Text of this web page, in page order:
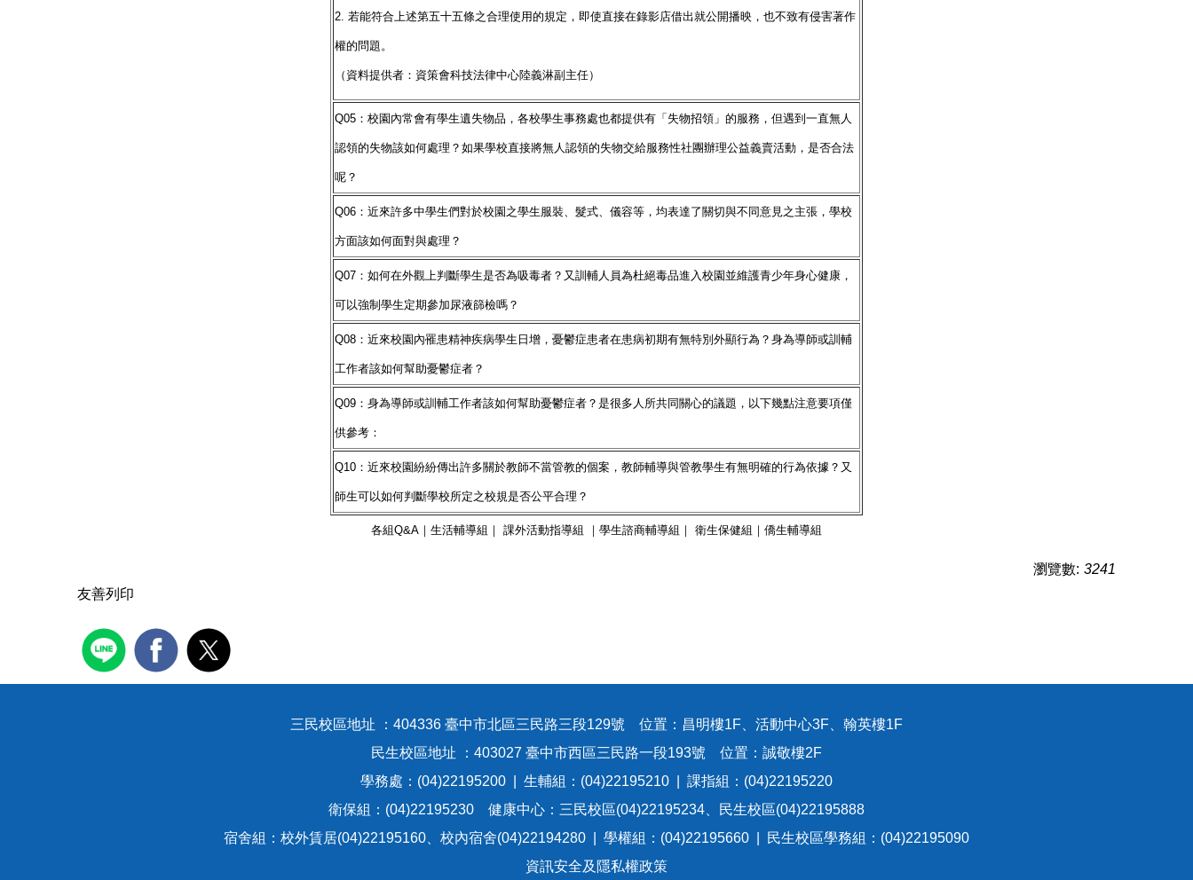
2. 若能符合上述第五十五條之合理使用的規定，即使直接在錄影店借出就公開播映，也不致有侵害著作
權的問題。
（資料提供者：資策會科技法律中心陸義淋副主任）
Q05：校園內常會有學生遺失物品，各校學生事務處也都提供有「失物招領」的服務，但遇到一直無人
認領的失物該如何處理？如果學校直接將無人認領的失物交給服務性社團辦理公益義賣活動，是否合法
呢？
Q06：近來許多中學生們對於校園之學生服裝、髮式、儀容等，均表達了關切與不同意見之主張，學校
方面該如何面對與處理？
Q07：如何在外觀上判斷學生是否為吸毒者？又訓輔人員為杜絕毒品進入校園並維護青少年身心健康，
可以強制學生定期參加尿液篩檢嗎？
Q08：近來校園內罹患精神疾病學生日增，憂鬱症患者在患病初期有無特別外顯行為？身為導師或訓輔
工作者該如何幫助憂鬱症者？
Q09：身為導師或訓輔工作者該如何幫助憂鬱症者？是很多人所共同關心的議題，以下幾點注意要項僅
供參考：
Q10：近來校園紛紛傳出許多關於教師不當管教的個案，教師輔導與管教學生有無明確的行為依據？又
師生可以如何判斷學校所定之校規是否公平合理？
各組Q&A｜ 生活輔導組 ｜ 課外活動指導組 ｜ 學生諮商輔導組 ｜ 衛生保健組 ｜ 僑生輔導組
瀏覽數: 3241
友善列印
三民校區地址 ：404336 臺中市北區三民路三段129號 位置：昌明樓1F、活動中心3F、翰英樓1F
民生校區地址 ：403027 臺中市西區三民路一段193號 位置：誠敬樓2F
學務處：(04)22195200 | 生輔組：(04)22195210 | 課指組：(04)22195220
衛保組：(04)22195230 健康中心：三民校區(04)22195234、民生校區(04)22195888
宿舍組：校外賃居(04)22195160、校內宿舍(04)22194280 | 學權組：(04)22195660 | 民生校區學務組：(04)22195090
資訊安全及隱私權政策